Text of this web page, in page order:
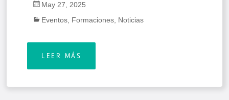
May 27, 2025
Eventos Formaciones Noticias
LEER MÁS